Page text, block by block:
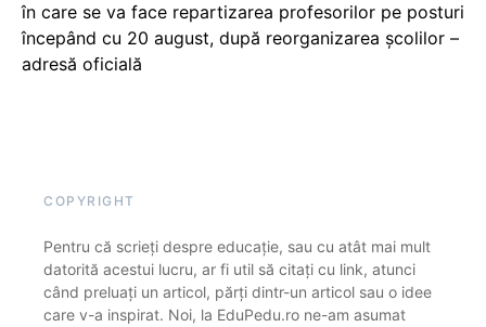
în care se va face repartizarea profesorilor pe posturi
începând cu 20 august, după reorganizarea școlilor –
adresă oficială
COPYRIGHT
Pentru că scrieți despre educație, sau cu atât mai mult
datorită acestui lucru, ar fi util să citați cu link, atunci
când preluați un articol, părți dintr-un articol sau o idee
care v-a inspirat. Noi, la EduPedu.ro ne-am asumat